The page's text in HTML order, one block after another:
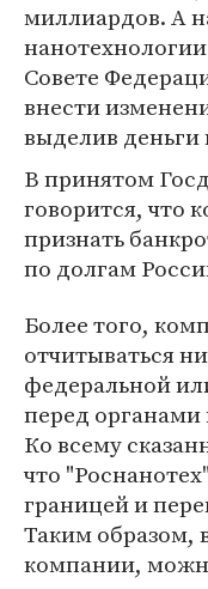
миллиардов. А
Совете
внести
выделив деньги
В принятом
говорится, что
признать
по долгам
Более того,
отчитываться
федеральной
перед органами
Ко всему
что
границей и
Таким образом,
компании,